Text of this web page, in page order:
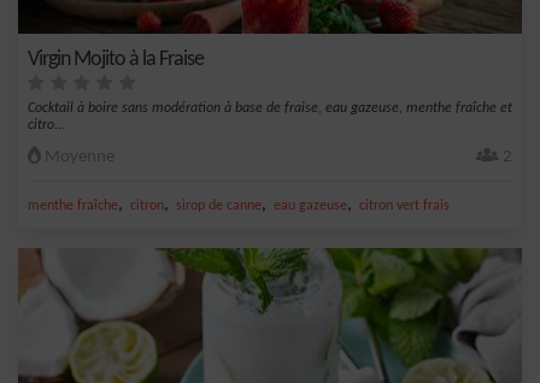
Virgin Mojito à la Fraise
Cocktail à boire sans modération à base de fraise, eau gazeuse, menthe fraîche et
citro...
Moyenne 2
menthe fraîche, citron, sirop de canne, eau gazeuse, citron vert frais